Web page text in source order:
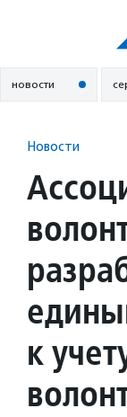
новости
Новости
к